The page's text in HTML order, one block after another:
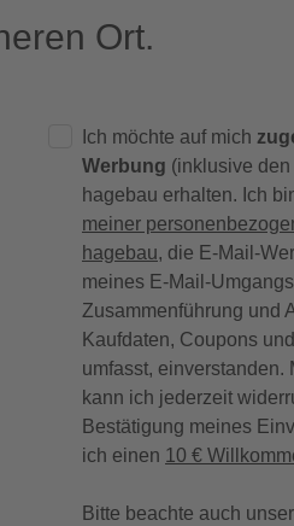
Ort.
Ich möchte auf mich
Werbung (inklusive
hagebau erhalten. Ich
meiner
hagebau, die E-Mail-
meines E-Mail-
Zusammenführung und
Kaufdaten, Coupons
umfasst, einverstanden.
kann ich jederzeit
Bestätigung meines
ich einen 10 €
Bitte beachte auch